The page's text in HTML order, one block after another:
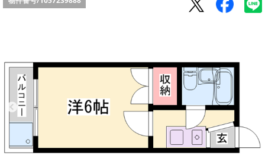
ファミリー物件
ペットOK物件
保証人不要物件
◆新築物件の新設備で快適♪◆